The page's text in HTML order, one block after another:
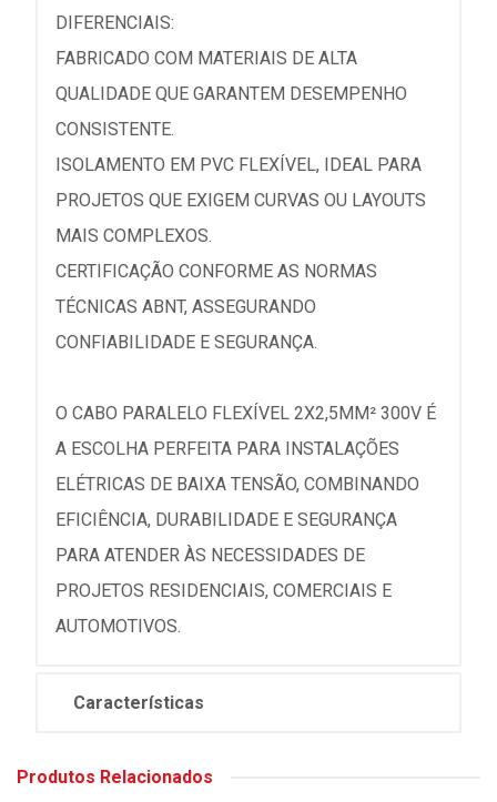
DIFERENCIAIS:
FABRICADO COM MATERIAIS DE ALTA
QUALIDADE QUE GARANTEM DESEMPENHO
CONSISTENTE.
ISOLAMENTO EM PVC FLEXÍVEL, IDEAL PARA
PROJETOS QUE EXIGEM CURVAS OU LAYOUTS
MAIS COMPLEXOS.
CERTIFICAÇÃO CONFORME AS NORMAS
TÉCNICAS ABNT, ASSEGURANDO
CONFIABILIDADE E SEGURANÇA.
O CABO PARALELO FLEXÍVEL 2X2,5MM² 300V É
A ESCOLHA PERFEITA PARA INSTALAÇÕES
ELÉTRICAS DE BAIXA TENSÃO, COMBINANDO
EFICIÊNCIA, DURABILIDADE E SEGURANÇA
PARA ATENDER ÀS NECESSIDADES DE
PROJETOS RESIDENCIAIS, COMERCIAIS E
AUTOMOTIVOS.
Características
Produtos Relacionados